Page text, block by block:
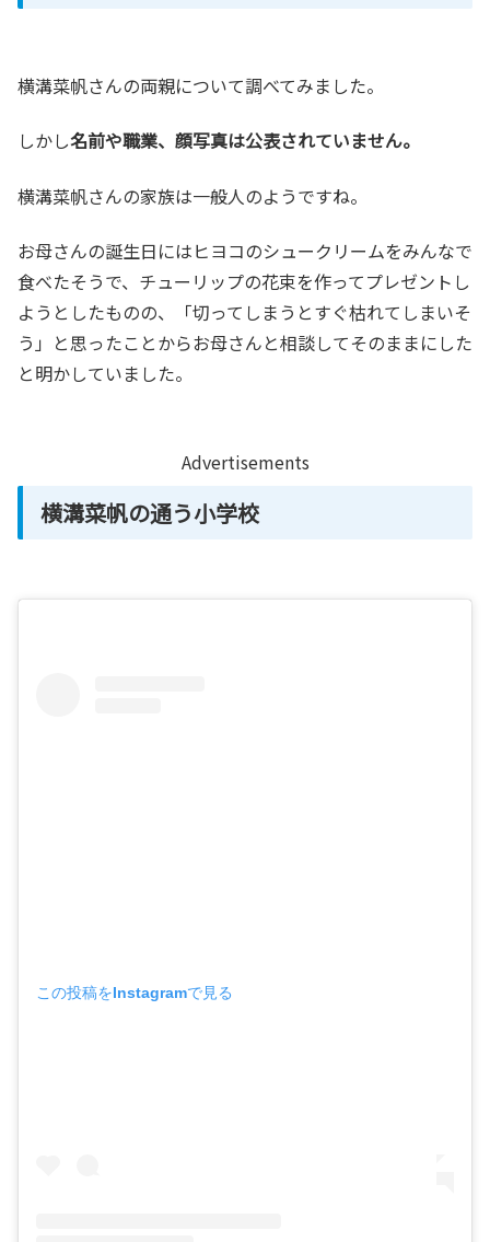
横溝菜帆さんの両親について調べてみました。
しかし名前や職業、顔写真は公表されていません。
横溝菜帆さんの家族は一般人のようですね。
お母さんの誕生日にはヒヨコのシュークリームをみんなで
食べたそうで、チューリップの花束を作ってプレゼントし
ようとしたものの、「切ってしまうとすぐ枯れてしまいそ
う」と思ったことからお母さんと相談してそのままにした
と明かしていました。
Advertisements
横溝菜帆の通う小学校
この投稿をInstagramで見る